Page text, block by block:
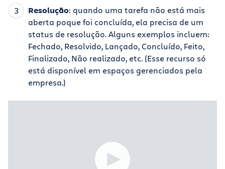
Resolução: quando uma tarefa não está mais
aberta poque foi concluída, ela precisa de um
status de resolução. Alguns exemplos incluem:
Fechado, Resolvido, Lançado, Concluído, Feito,
Finalizado, Não realizado, etc. (Esse recurso só
está disponível em espaços gerenciados pela
empresa.)